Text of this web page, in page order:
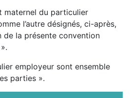
maternel du particulier
l’autre désignés, ci-après,
de la présente convention
employeur sont ensemble
parties ».